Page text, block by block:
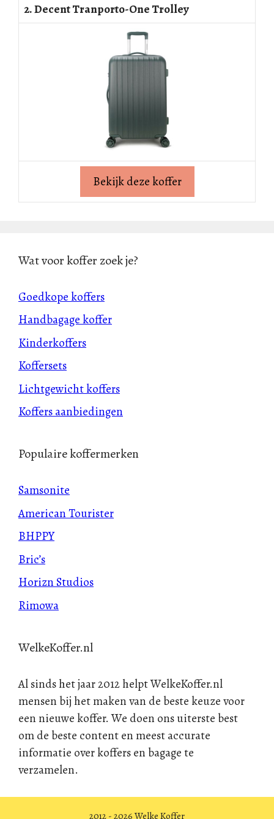
2. Decent Tranporto-One Trolley
Bekijk deze koffer
Wat voor koffer zoek je?
Goedkope koffers
Handbagage koffer
Kinderkoffers
Koffersets
Lichtgewicht koffers
Koffers aanbiedingen
Populaire koffermerken
Samsonite
American Tourister
BHPPY
Bric’s
Horizn Studios
Rimowa
WelkeKoffer.nl
Al sinds het jaar 2012 helpt WelkeKoffer.nl
mensen bij het maken van de beste keuze voor
een nieuwe koffer. We doen ons uiterste best
om de beste content en meest accurate
informatie over koffers en bagage te
verzamelen.
2012 - 2026 Welke Koffer